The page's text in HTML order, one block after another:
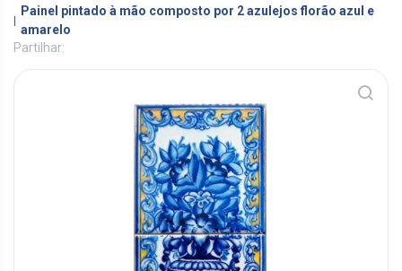
Painel pintado à mão composto por 2 azulejos florão azul e
amarelo
Partilhar: